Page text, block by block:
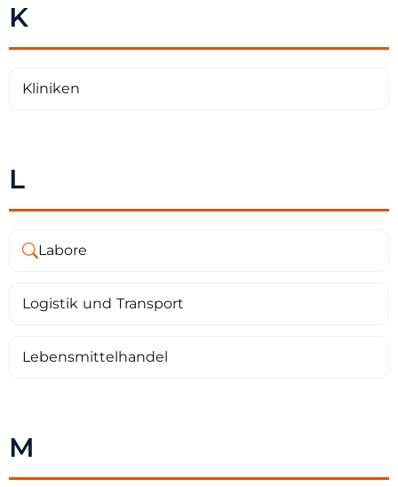
K
Kliniken
L
Labore
Logistik und Transport
Lebensmittelhandel
M